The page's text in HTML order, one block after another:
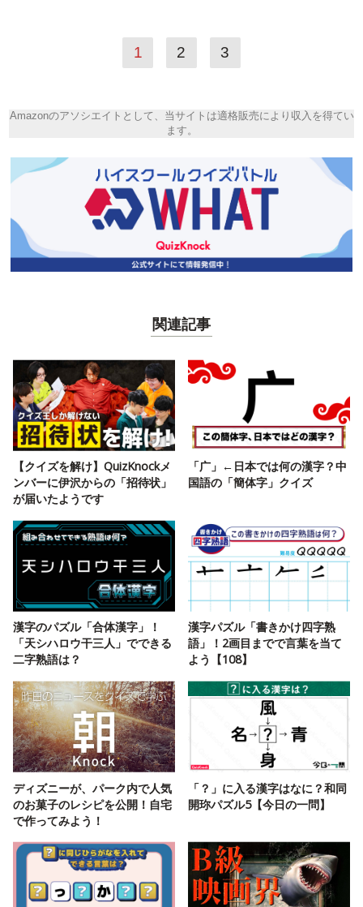
1 2 3
Amazonのアソシエイトとして、当サイトは適格販売により収入を得てい
ます。
関連記事
【クイズを解け】QuizKnockメ
ンバーに伊沢からの「招待状」
が届いたようです
「广」←日本では何の漢字？中
国語の「簡体字」クイズ
漢字のパズル「合体漢字」！
「天シハロウ干三人」でできる
二字熟語は？
漢字パズル「書きかけ四字熟
語」！2画目までで言葉を当て
よう【108】
ディズニーが、パーク内で人気
のお菓子のレシピを公開！自宅
で作ってみよう！
「？」に入る漢字はなに？和同
開珎パズル5【今日の一問】